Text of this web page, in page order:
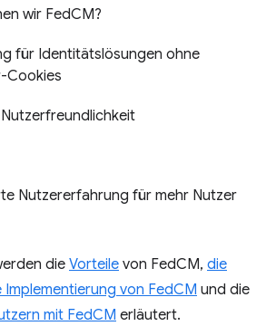
wir FedCM?
für Identitätslösungen ohne
Cookies
Nutzererfahrung für mehr Nutzer
die Vorteile von FedCM, die
von FedCM und die
mit FedCM erläutert.